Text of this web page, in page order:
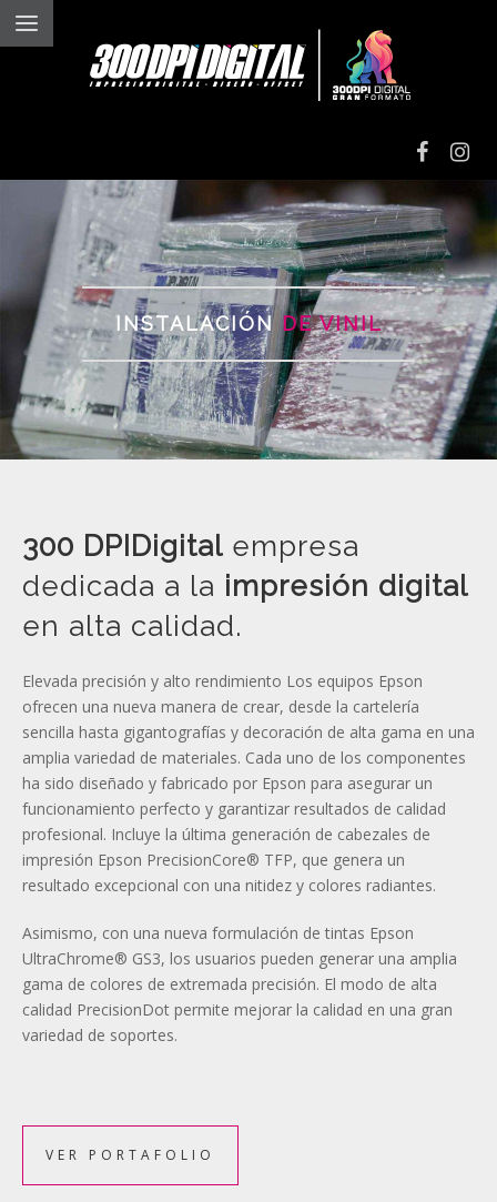
IMPRESIÓNDIGITAL
IMPRESIÓN ENALTO VOLUMEN
INSTALACIÓNDE VINIL
IMPRESIÓN ENVINIL TEXTIL
GRANFORMATO
GRABADO YCORTE LÁSER
INSTALACIONES YROTULACIONES
300 DPIDigital empresa
dedicada a la impresión digital
en alta calidad.
Elevada precisión y alto rendimiento Los equipos Epson
ofrecen una nueva manera de crear, desde la cartelería
sencilla hasta gigantografías y decoración de alta gama en una
amplia variedad de materiales. Cada uno de los componentes
ha sido diseñado y fabricado por Epson para asegurar un
funcionamiento perfecto y garantizar resultados de calidad
profesional. Incluye la última generación de cabezales de
impresión Epson PrecisionCore® TFP, que genera un
resultado excepcional con una nitidez y colores radiantes.
Asimismo, con una nueva formulación de tintas Epson
UltraChrome® GS3, los usuarios pueden generar una amplia
gama de colores de extremada precisión. El modo de alta
calidad PrecisionDot permite mejorar la calidad en una gran
variedad de soportes.
VER PORTAFOLIO